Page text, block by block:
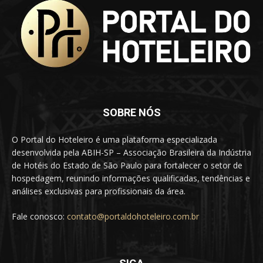
SOBRE NÓS
O Portal do Hoteleiro é uma plataforma especializada
desenvolvida pela ABIH-SP – Associação Brasileira da Indústria
de Hotéis do Estado de São Paulo para fortalecer o setor de
hospedagem, reunindo informações qualificadas, tendências e
análises exclusivas para profissionais da área.
Fale conosco: contato@portaldohoteleiro.com.br